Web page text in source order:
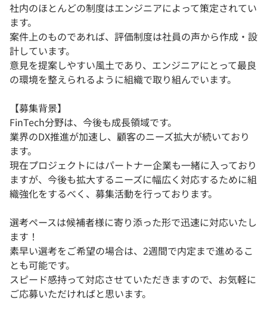
社内のほとんどの制度はエンジニアによって策定されてい
ます。
案件上のものであれば、評価制度は社員の声から作成・設
計しています。
意見を提案しやすい風土であり、エンジニアにとって最良
の環境を整えられるように組織で取り組んでいます。
【募集背景】
FinTech分野は、今後も成長領域です。
業界のDX推進が加速し、顧客のニーズ拡大が続いており
ます。
現在プロジェクトにはパートナー企業も一緒に入っており
ますが、今後も拡大するニーズに幅広く対応するために組
織強化をするべく、募集活動を行っております。
選考ペースは候補者様に寄り添った形で迅速に対応いたし
ます！
素早い選考をご希望の場合は、2週間で内定まで進めるこ
とも可能です。
スピード感持って対応させていただきますので、お気軽に
ご応募いただければと思います。